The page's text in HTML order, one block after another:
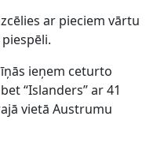
ar pieciem vārtu
ieņem ceturto
“Islanders” ar 41
vietā Austrumu